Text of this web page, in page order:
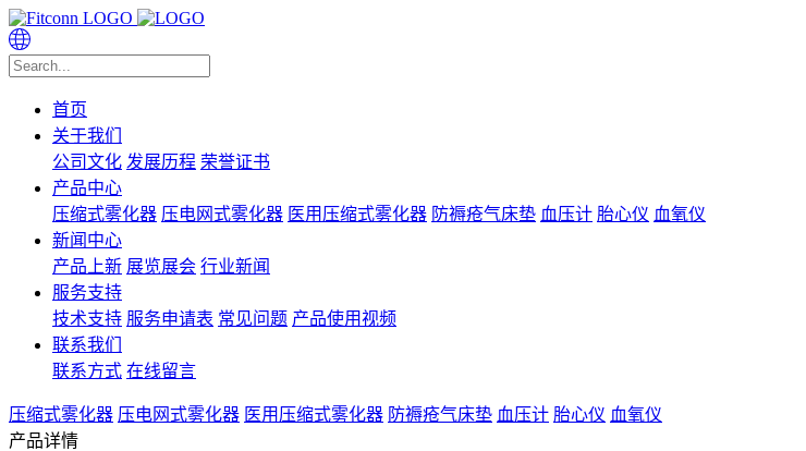
首页
关于我们
公司文化 发展历程 荣誉证书
产品中心
压缩式雾化器 压电网式雾化器 医用压缩式雾化器 防褥疮气床垫 血压计 胎心仪 血氧仪
新闻中心
产品上新 展览展会 行业新闻
服务支持
技术支持 服务申请表 常见问题 产品使用视频
联系我们
联系方式 在线留言
压缩式雾化器 压电网式雾化器 医用压缩式雾化器 防褥疮气床垫 血压计 胎心仪 血氧仪
产品详情